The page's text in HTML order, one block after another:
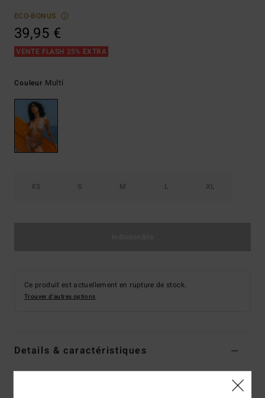
ECO-BONUS
39,95 €
VENTE FLASH 25% EXTRA
Couleur Multi
XS S M L XL
Ce produit est actuellement en rupture de stock.
Trouver d'autres options
Details & caractéristiques
Haut de maillot de bain à couvrance échancrée Multi